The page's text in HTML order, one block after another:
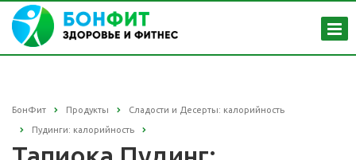
БонФит Продукты Сладости и Десерты: калорийность
Пудинги: калорийность